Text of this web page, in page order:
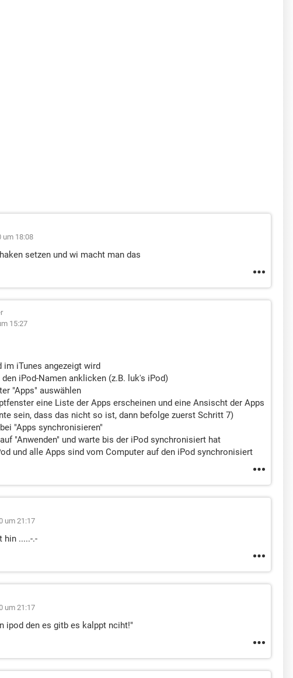
um 18:08
setzen und wi macht man das
15:27
im iTunes angezeigt wird
iPod-Namen anklicken (z.B. luk's iPod)
"Apps" auswählen
eine Liste der Apps erscheinen und eine Ansischt der Apps
sein, dass das nicht so ist, dann befolge zuerst Schritt 7)
"Apps synchronisieren"
"Anwenden" und warte bis der iPod synchronisiert hat
und alle Apps sind vom Computer auf den iPod synchronisiert
um 21:17
hin .....-.-
um 21:17
ipod den es gitb es kalppt nciht!"